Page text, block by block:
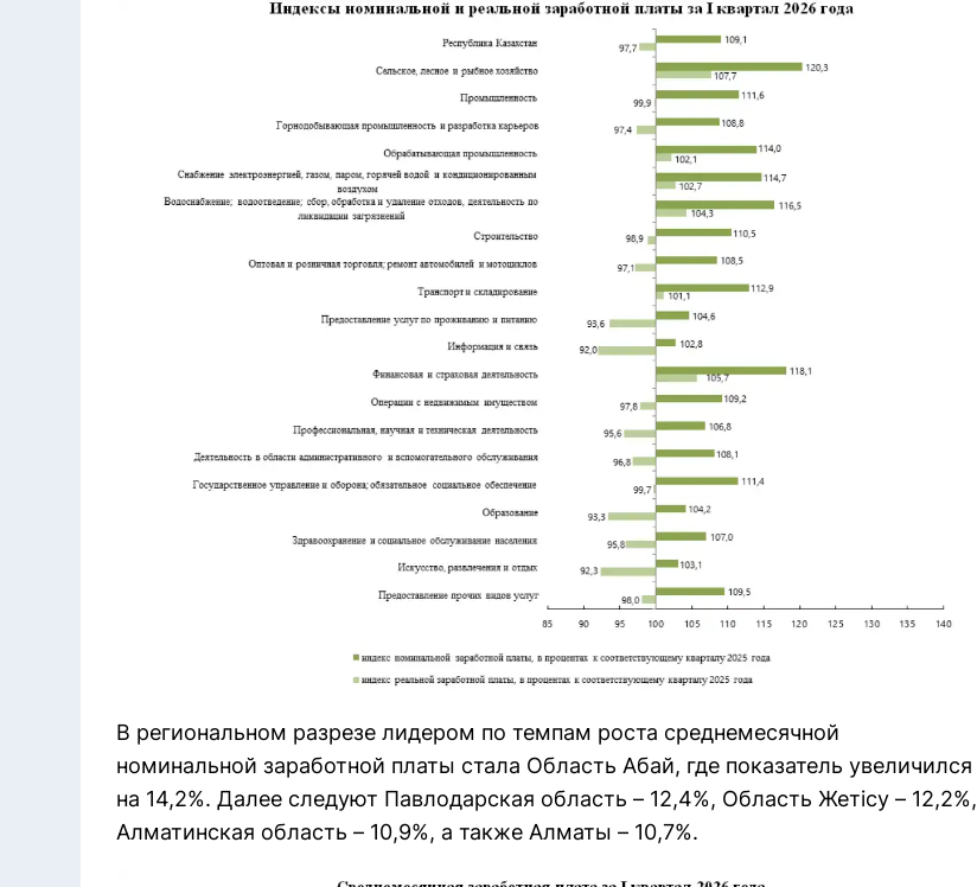
В региональном разрезе лидером по темпам роста среднемесячной
номинальной заработной платы стала Область Абай, где показатель увеличился
на 14,2%. Далее следуют Павлодарская область – 12,4%, Область Жетісу – 12,2%,
Алматинская область – 10,9%, а также Алматы – 10,7%.